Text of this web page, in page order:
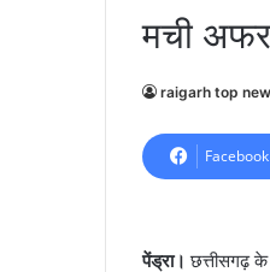
मची
raigarh top
Facebook
पेंड्रा। छत्तीसगढ़ के